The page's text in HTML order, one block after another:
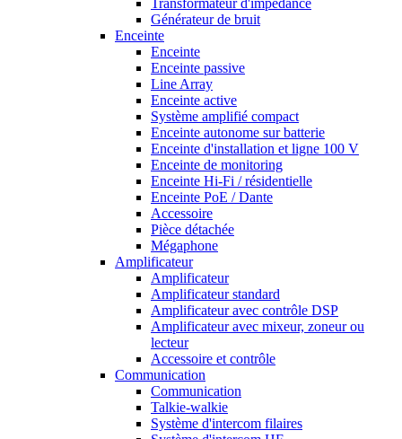
Transformateur d'impédance
Générateur de bruit
Enceinte
Enceinte
Enceinte passive
Line Array
Enceinte active
Système amplifié compact
Enceinte autonome sur batterie
Enceinte d'installation et ligne 100 V
Enceinte de monitoring
Enceinte Hi-Fi / résidentielle
Enceinte PoE / Dante
Accessoire
Pièce détachée
Mégaphone
Amplificateur
Amplificateur
Amplificateur standard
Amplificateur avec contrôle DSP
Amplificateur avec mixeur, zoneur ou
lecteur
Accessoire et contrôle
Communication
Communication
Talkie-walkie
Système d'intercom filaires